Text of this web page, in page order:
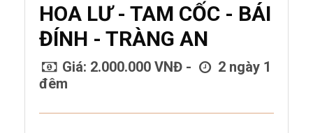
HOA LƯ - TAM CỐC - BÁI
ĐÍNH - TRÀNG AN
Giá: 2.000.000 VNĐ -
2 ngày 1
đêm